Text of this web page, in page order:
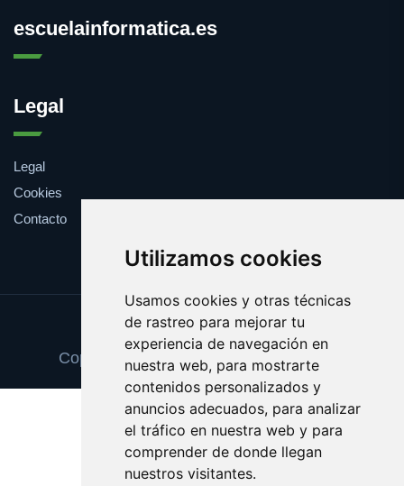
Utilizamos cookies
Usamos cookies y otras técnicas
de rastreo para mejorar tu
experiencia de navegación en
nuestra web, para mostrarte
contenidos personalizados y
anuncios adecuados, para analizar
el tráfico en nuestra web y para
comprender de donde llegan
nuestros visitantes.
escuelainformatica.es
Legal
Legal
Cookies
Contacto
Update cookies preferences
Copyright © 2025 escuelainformatica.es